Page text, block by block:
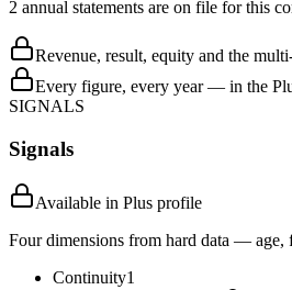
2 annual statements are on file for this
Revenue, result, equity and the
Every figure, every year — in the
SIGNALS
Signals
Available in Plus profile
Four dimensions from hard data — age,
Continuity1